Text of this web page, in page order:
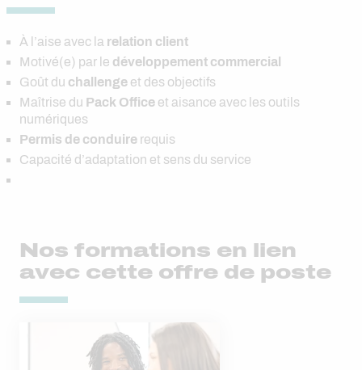
À l’aise avec la relation client
Motivé(e) par le développement commercial
Goût du challenge et des objectifs
Maîtrise du Pack Office et aisance avec les outils
numériques
Permis de conduire requis
Capacité d’adaptation et sens du service
Nos formations en lien
avec cette offre de poste